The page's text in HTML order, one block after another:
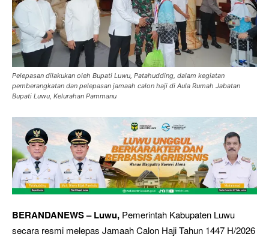
Pelepasan dilakukan oleh Bupati Luwu, Patahudding, dalam kegiatan
pemberangkatan dan pelepasan jamaah calon haji di Aula Rumah Jabatan
Bupati Luwu, Kelurahan Pammanu
BERANDANEWS – Luwu, Pemerintah Kabupaten Luwu
secara resmi melepas Jamaah Calon Haji Tahun 1447 H/2026